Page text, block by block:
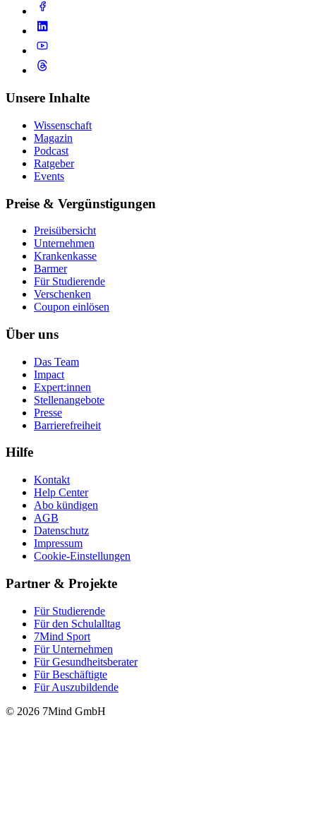
Unsere Inhalte
Wissenschaft
Magazin
Podcast
Ratgeber
Events
Preise & Vergünstigungen
Preisübersicht
Unternehmen
Krankenkasse
Barmer
Für Studierende
Ver­schen­ken
Coupon einlösen
Über uns
Das Team
Impact
Expert:innen
Stellenangebote
Presse
Barrierefreiheit
Hilfe
Kontakt
Help Center
Abo kündigen
AGB
Datenschutz
Impressum
Cookie-Einstellungen
Partner & Projekte
Für Stu­die­rende
Für den Schulalltag
7Mind Sport
Für Unter­neh­men
Für Gesund­heits­be­ra­ter
Für Beschäftigte
Für Auszubildende
© 2026 7Mind GmbH